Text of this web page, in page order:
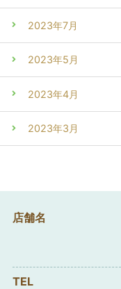
2023年7月
2023年5月
2023年4月
2023年3月
店舗名
TEL